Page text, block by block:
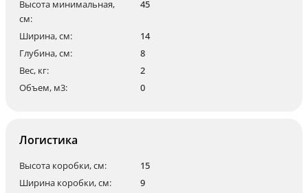
Высота минимальная,
см:
45
Ширина, см:
14
Глубина, см:
8
Вес, кг:
2
Объем, м3:
0
Логистика
Высота коробки, см:
15
Ширина коробки, см:
9